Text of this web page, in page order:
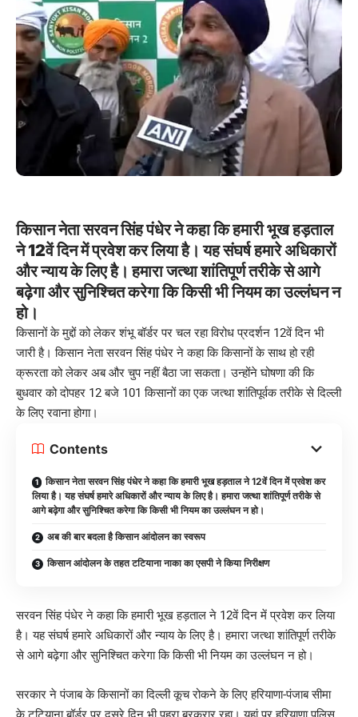
किसान नेता सरवन सिंह पंधेर ने कहा कि हमारी भूख हड़ताल
ने 12वें दिन में प्रवेश कर लिया है। यह संघर्ष हमारे अधिकारों
और न्याय के लिए है। हमारा जत्था शांतिपूर्ण तरीके से आगे
बढ़ेगा और सुनिश्चित करेगा कि किसी भी नियम का उल्लंघन न
हो।
किसानों के मुद्दों को लेकर शंभू बॉर्डर पर चल रहा विरोध प्रदर्शन 12वें दिन भी
जारी है। किसान नेता सरवन सिंह पंधेर ने कहा कि किसानों के साथ हो रही
क्रूरता को लेकर अब और चुप नहीं बैठा जा सकता। उन्होंने घोषणा की कि
बुधवार को दोपहर 12 बजे 101 किसानों का एक जत्था शांतिपूर्वक तरीके से दिल्ली
के लिए रवाना होगा।
Contents
किसान नेता सरवन सिंह पंधेर ने कहा कि हमारी भूख हड़ताल ने 12वें दिन में प्रवेश कर
लिया है। यह संघर्ष हमारे अधिकारों और न्याय के लिए है। हमारा जत्था शांतिपूर्ण तरीके से
आगे बढ़ेगा और सुनिश्चित करेगा कि किसी भी नियम का उल्लंघन न हो।
अब की बार बदला है किसान आंदोलन का स्वरूप
किसान आंदोलन के तहत टटियाना नाका का एसपी ने किया निरीक्षण
सरवन सिंह पंधेर ने कहा कि हमारी भूख हड़ताल ने 12वें दिन में प्रवेश कर लिया
है। यह संघर्ष हमारे अधिकारों और न्याय के लिए है। हमारा जत्था शांतिपूर्ण तरीके
से आगे बढ़ेगा और सुनिश्चित करेगा कि किसी भी नियम का उल्लंघन न हो।
सरकार ने पंजाब के किसानों का दिल्ली कूच रोकने के लिए हरियाणा-पंजाब सीमा